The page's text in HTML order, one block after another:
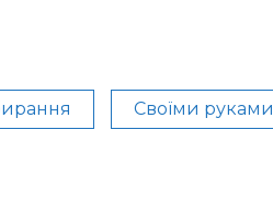
Своїми руками